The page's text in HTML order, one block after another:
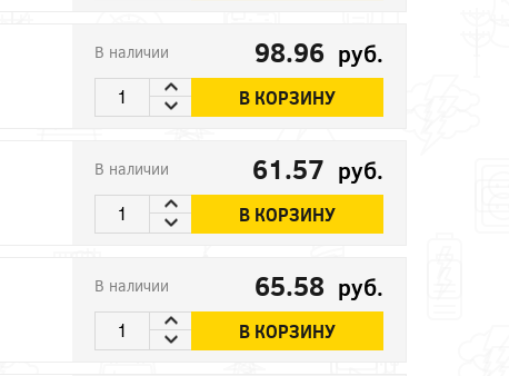
В наличии 98.96 руб.
В КОРЗИНУ
В наличии 61.57 руб.
В КОРЗИНУ
В наличии 65.58 руб.
В КОРЗИНУ